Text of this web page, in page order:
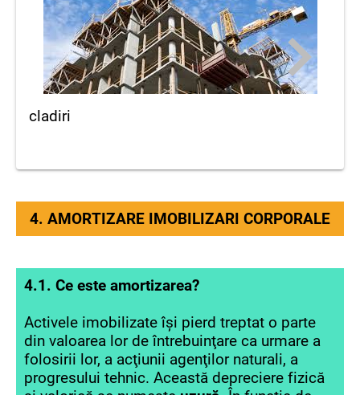
cladiri
4. AMORTIZARE IMOBILIZARI CORPORALE
4.1. Ce este amortizarea?
Activele imobilizate îşi pierd treptat o parte
din valoarea lor de întrebuinţare ca urmare a
folosirii lor, a acţiunii agenţilor naturali, a
progresului tehnic. Această depreciere fizică